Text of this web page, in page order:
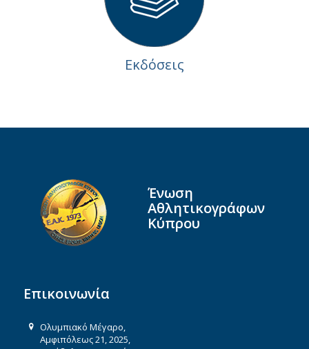
Εκδόσεις
Ένωση
Αθλητικογράφων
Κύπρου
Επικοινωνία
Ολυμπιακό Μέγαρο,
Αμφιπόλεως 21, 2025,